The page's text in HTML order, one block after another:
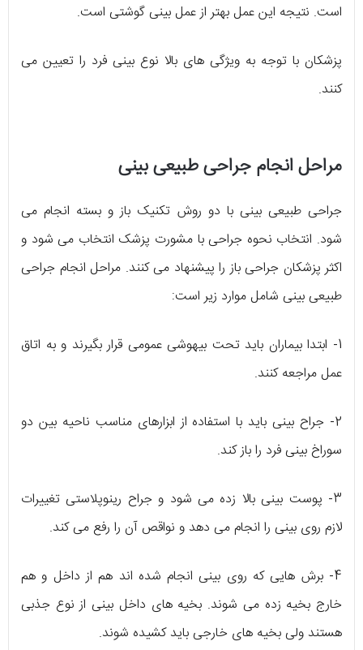
است. نتیجه این عمل بهتر از عمل بینی گوشتی است.
پزشکان با توجه به ویژگی های بالا نوع بینی فرد را تعیین می
کنند.
مراحل انجام جراحی طبیعی بینی
جراحی طبیعی بینی با دو روش تکنیک باز و بسته انجام می
شود. انتخاب نحوه جراحی با مشورت پزشک انتخاب می شود و
اکثر پزشکان جراحی باز را پیشنهاد می کنند. مراحل انجام جراحی
طبیعی بینی شامل موارد زیر است:
1- ابتدا بیماران باید تحت بیهوشی عمومی قرار بگیرند و به اتاق
عمل مراجعه کنند.
2- جراح بینی باید با استفاده از ابزارهای مناسب ناحیه بین دو
سوراخ بینی فرد را باز کند.
3- پوست بینی بالا زده می شود و جراح رینوپلاستی تغییرات
لازم روی بینی را انجام می دهد و نواقص آن را رفع می کند.
4- برش هایی که روی بینی انجام شده اند هم از داخل و هم
خارج بخیه زده می شوند. بخیه های داخل بینی از نوع جذبی
هستند ولی بخیه های خارجی باید کشیده شوند.